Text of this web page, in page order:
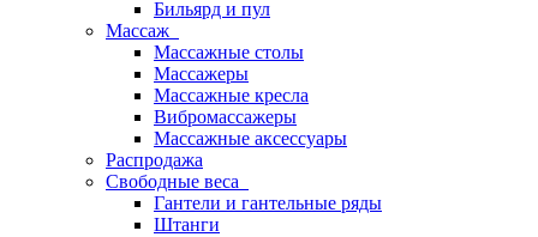
Бильярд и пул
Массаж
Массажные столы
Массажеры
Массажные кресла
Вибромассажеры
Массажные аксессуары
Распродажа
Свободные веса
Гантели и гантельные ряды
Штанги